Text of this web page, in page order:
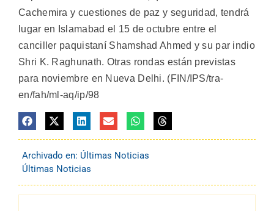
Cachemira y cuestiones de paz y seguridad, tendrá
lugar en Islamabad el 15 de octubre entre el
canciller paquistaní Shamshad Ahmed y su par indio
Shri K. Raghunath. Otras rondas están previstas
para noviembre en Nueva Delhi. (FIN/IPS/tra-
en/fah/ml-aq/ip/98
Archivado en: Últimas Noticias
Últimas Noticias